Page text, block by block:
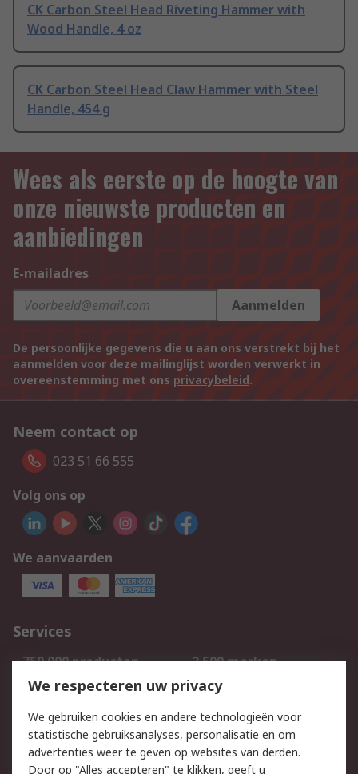
CK Carbon Steel Head Riveting Hammer with
Wood Handle, 4 oz
CK Carbon Steel Head Claw Hammer with Steel
Handle, 454 g
Wees als eerste op de hoogte van
onze nieuwste producten en
aanbiedingen
E-mailadres
Aanmelden
De persoonlijke gegevens die u aan ons verstrekt bij het
aanmelden voor deze mailinglijst worden verwerkt in
overeenstemming met ons privacybeleid.
Neem contact op
023 51 66 555
Volg ons op
We aanvaarden
Services
750.000 producten
2.500 merken
Bestellen
Inkoopoplossingen
Track & Trace
Wettelijk
We respecteren uw privacy
We gebruiken cookies en andere technologieën voor
statistische gebruiksanalyses, personalisatie en om
advertenties weer te geven op websites van derden.
Door op "Alles accepteren" te klikken, geeft u